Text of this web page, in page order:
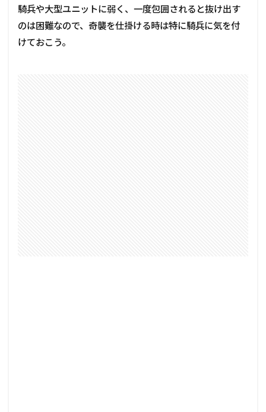
騎兵や大型ユニットに弱く、一度包囲されると抜け出す
のは困難なので、奇襲を仕掛ける時は特に騎兵に気を付
けておこう。